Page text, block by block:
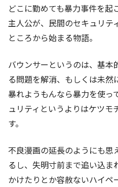
どこに勤めても暴力事件を起
主人公が、民間のセキュリテ
ところから始まる物語。
バウンサーというのは、基本
る問題を解消、もしくは未然
暴れようもんなら暴力を使っ
ュリティというよりはケツモ
す。
不良漫画の延長のようにも思
るし、失明寸前まで追い込
かけたりとか容赦ないハイペ